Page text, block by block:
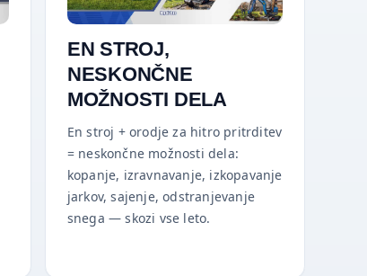
EN STROJ,
NESKONČNE
MOŽNOSTI DELA
En stroj + orodje za hitro pritrditev
= neskončne možnosti dela:
kopanje, izravnavanje, izkopavanje
jarkov, sajenje, odstranjevanje
snega — skozi vse leto.